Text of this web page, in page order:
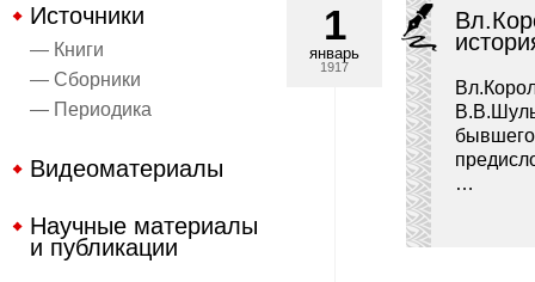
Источники
— Книги
— Сборники
— Периодика
Видеоматериалы
Научные материалы
и публикации
1
январь
1917
…